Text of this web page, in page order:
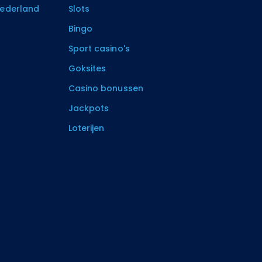
Slots
Bingo
Sport casino's
Goksites
Casino bonussen
Jackpots
Loterijen